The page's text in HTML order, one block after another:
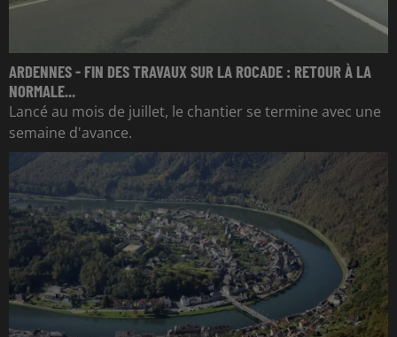
ARDENNES - FIN DES TRAVAUX SUR LA ROCADE : RETOUR À LA
NORMALE...
Lancé au mois de juillet, le chantier se termine avec une
semaine d'avance.